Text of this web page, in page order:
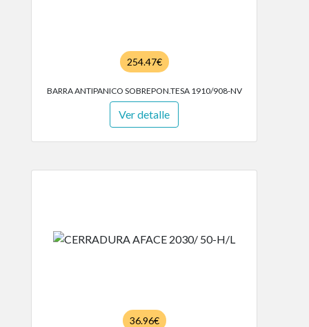
254.47€
BARRA ANTIPANICO SOBREPON.TESA 1910/908-NV
Ver detalle
36.96€